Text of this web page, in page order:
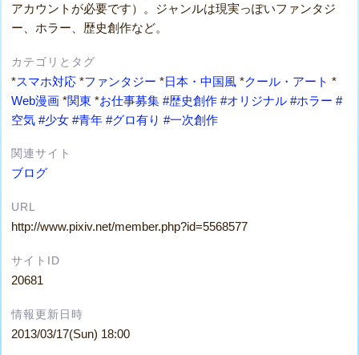
アカウントが必要です）。ジャンルは現実っぽいファンタジ
ー、ホラー、歴史創作など。
カテゴリとタグ
*スマホ対応 *ファンタジー *日本・中国風 *クール・アート *
Web漫画 *関東 *お仕事募集 #歴史創作 #オリジナル #ホラー #
空気 #少女 #青年 #グロ有り #一次創作
関連サイト
ブログ
URL
http://www.pixiv.net/member.php?id=5568577
サイトID
20681
情報更新日時
2013/03/17(Sun) 18:00